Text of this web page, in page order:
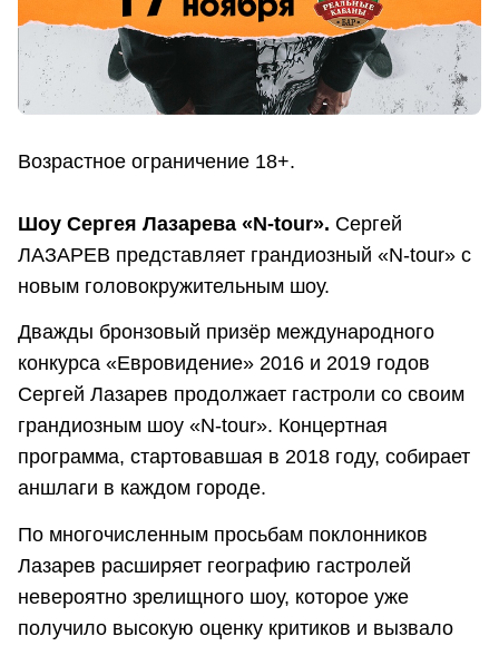
Возрастное ограничение 18+.
Шоу Сергея Лазарева «N-tour». Сергей
ЛАЗАРЕВ представляет грандиозный «N-tour» с
новым головокружительным шоу.
Дважды бронзовый призёр международного
конкурса «Евровидение» 2016 и 2019 годов
Сергей Лазарев продолжает гастроли со своим
грандиозным шоу «N-tour». Концертная
программа, стартовавшая в 2018 году, собирает
аншлаги в каждом городе.
По многочисленным просьбам поклонников
Лазарев расширяет географию гастролей
невероятно зрелищного шоу, которое уже
получило высокую оценку критиков и вызвало